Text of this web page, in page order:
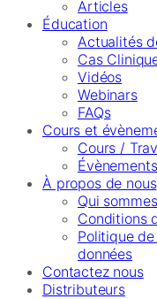
Articles
Éducation
Actualités
Cas
Vidéos
Webinars
FAQs
Cours et
Cours /
Évènements
À propos de nous
Qui
Conditions
Politique
données
Contactez nous
Distributeurs